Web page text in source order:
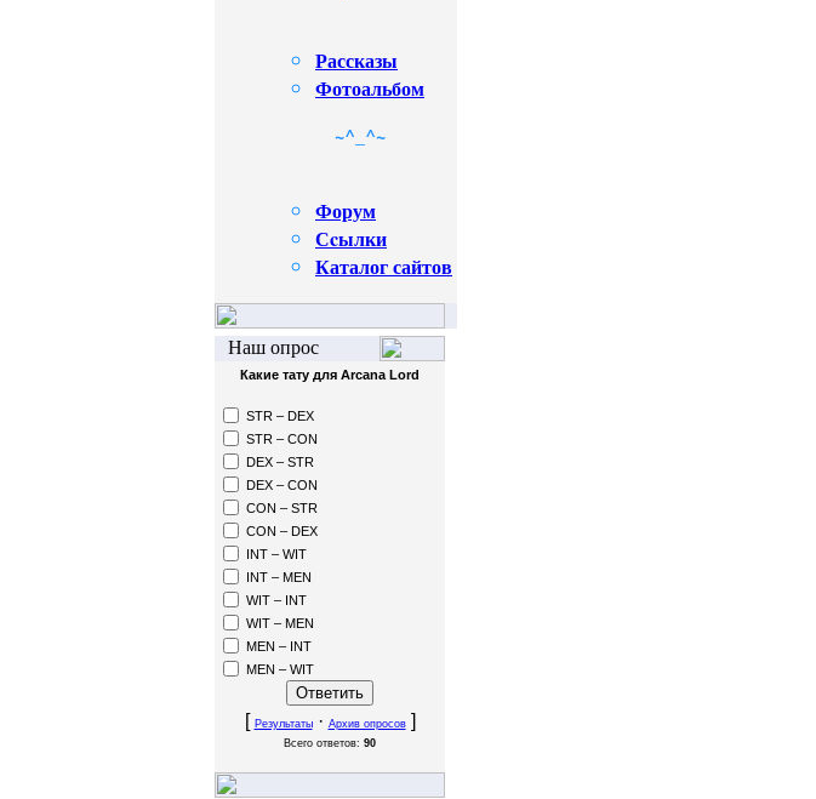
Рассказы
Фотоальбом
~^_^~
Форум
Сcылки
Каталог сайтов
Наш опрос
Какие тату для Arcana Lord
STR – DEX
STR – CON
DEX – STR
DEX – CON
CON – STR
CON – DEX
INT – WIT
INT – MEN
WIT – INT
WIT – MEN
MEN – INT
MEN – WIT
[ Результаты· Архив опросов]
Всего ответов: 90